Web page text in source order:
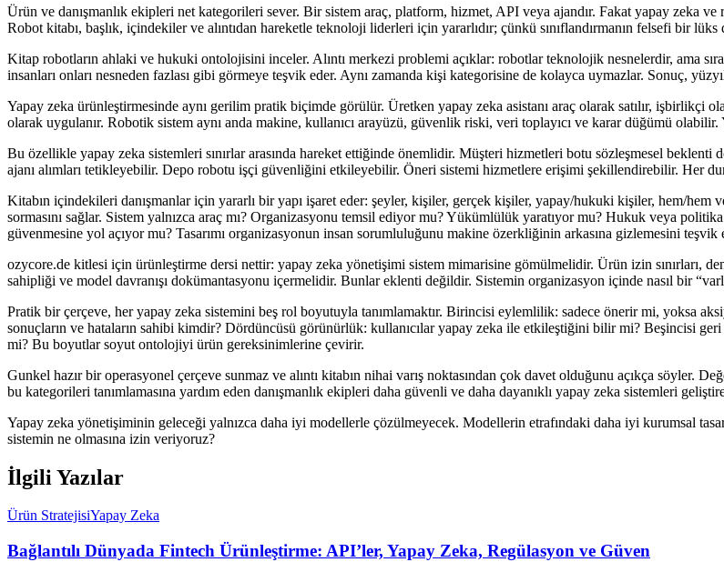
Ürün ve danışmanlık ekipleri net kategorileri sever. Bir sistem araç, platform, hizmet, API veya ajandır. Fakat yapay zeka
Robot kitabı, başlık, içindekiler ve alıntıdan hareketle teknoloji liderleri için yararlıdır; çünkü sınıflandırmanın felsefi bir
Kitap robotların ahlaki ve hukuki ontolojisini inceler. Alıntı merkezi problemi açıklar: robotlar teknolojik nesnelerdir, ama
insanları onları nesneden fazlası gibi görmeye teşvik eder. Aynı zamanda kişi kategorisine de kolayca uymazlar. Sonuç,
Yapay zeka ürünleştirmesinde aynı gerilim pratik biçimde görülür. Üretken yapay zeka asistanı araç olarak satılır, işbirlikçi
olarak uygulanır. Robotik sistem aynı anda makine, kullanıcı arayüzü, güvenlik riski, veri toplayıcı ve karar düğümü
Bu özellikle yapay zeka sistemleri sınırlar arasında hareket ettiğinde önemlidir. Müşteri hizmetleri botu sözleşmesel
ajanı alımları tetikleyebilir. Depo robotu işçi güvenliğini etkileyebilir. Öneri sistemi hizmetlere erişimi şekillendirebilir. Her
Kitabın içindekileri danışmanlar için yararlı bir yapı işaret eder: şeyler, kişiler, gerçek kişiler, yapay/hukuki kişiler, hem/
sormasını sağlar. Sistem yalnızca araç mı? Organizasyonu temsil ediyor mu? Yükümlülük yaratıyor mu? Hukuk veya
güvenmesine yol açıyor mu? Tasarımı organizasyonun insan sorumluluğunu makine özerkliğinin arkasına gizlemesini teşvik
ozycore.de kitlesi için ürünleştirme dersi nettir: yapay zeka yönetişimi sistem mimarisine gömülmelidir. Ürün izin sınırları,
sahipliği ve model davranışı dokümantasyonu içermelidir. Bunlar eklenti değildir. Sistemin organizasyon içinde nasıl bir
Pratik bir çerçeve, her yapay zeka sistemini beş rol boyutuyla tanımlamaktır. Birincisi eylemlilik: sadece önerir mi, yoksa
sonuçların ve hataların sahibi kimdir? Dördüncüsü görünürlük: kullanıcılar yapay zeka ile etkileştiğini bilir mi? Beşincisi
mi? Bu boyutlar soyut ontolojiyi ürün gereksinimlerine çevirir.
Gunkel hazır bir operasyonel çerçeve sunmaz ve alıntı kitabın nihai varış noktasından çok davet olduğunu açıkça söyler.
bu kategorileri tanımlamasına yardım eden danışmanlık ekipleri daha güvenli ve daha dayanıklı yapay zeka sistemleri
Yapay zeka yönetişiminin geleceği yalnızca daha iyi modellerle çözülmeyecek. Modellerin etrafındaki daha iyi kurumsal
sistemin ne olmasına izin veriyoruz?
İlgili Yazılar
Ürün StratejisiYapay Zeka
Bağlantılı Dünyada Fintech Ürünleştirme: API’ler, Yapay Zeka, Regülasyon ve Güven